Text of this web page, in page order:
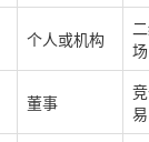
个人或机构
场
董事
易